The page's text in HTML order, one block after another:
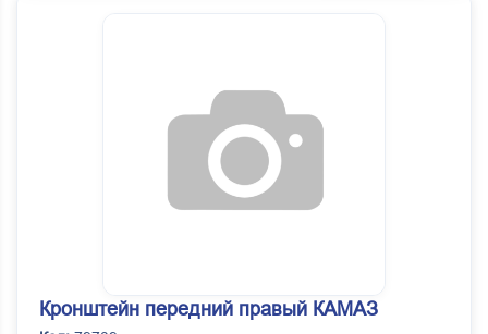
Кронштейн передний правый КАМАЗ